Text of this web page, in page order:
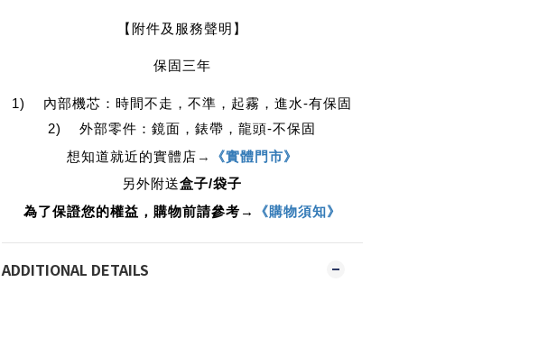
【附件及服務聲明】
保固三年
1) 內部機芯：時間不走，不準，起霧，進水-有保固
2) 外部零件：鏡面，錶帶，龍頭-不保固
想知道就近的實體店 →
《實體門市》
另外附送盒子/袋子
為了保證您的權益，購物前請參考→
《購物須知》
ADDITIONAL DETAILS